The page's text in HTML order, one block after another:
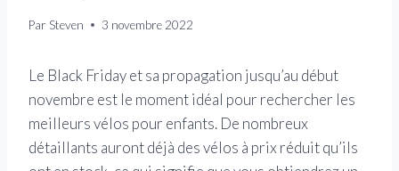
Par Steven 3 novembre 2022
Le Black Friday et sa propagation jusqu’au début
novembre est le moment idéal pour rechercher les
meilleurs vélos pour enfants. De nombreux
détaillants auront déjà des vélos à prix réduit qu’ils